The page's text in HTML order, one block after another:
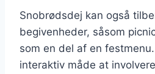
Snobrødsdej kan også
begivenheder, såsom
som en del af en
interaktiv måde at